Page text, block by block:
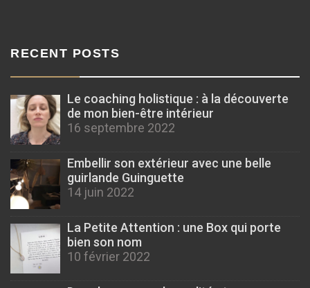
RECENT POSTS
Le coaching holistique : à la découverte
de mon bien-être intérieur
16 septembre 2022
Embellir son extérieur avec une belle
guirlande Guinguette
14 juin 2022
La Petite Attention : une Box qui porte
bien son nom
10 février 2022